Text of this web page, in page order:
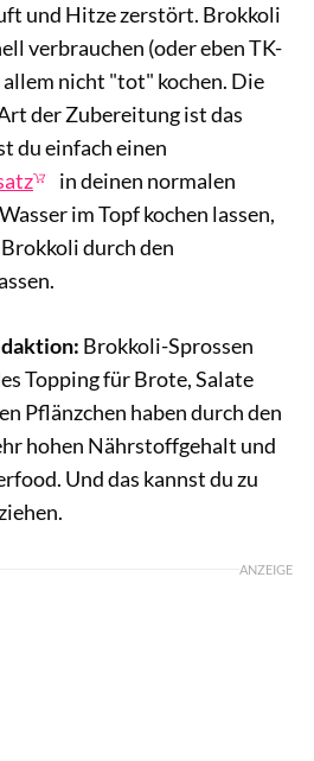
und Hitze zerstört. Brokkoli
verbrauchen (oder eben TK-
nicht "tot" kochen. Die
der Zubereitung ist das
du einfach einen
in deinen normalen
im Topf kochen lassen,
durch den
Brokkoli-Sprossen
Topping für Brote, Salate
Pflänzchen haben durch den
hohen Nährstoffgehalt und
Und das kannst du zu
ANZEIGE